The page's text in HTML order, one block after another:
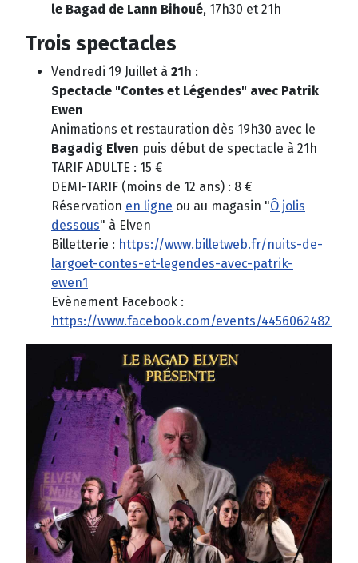
le Bagad de Lann Bihoué, 17h30 et 21h
Trois spectacles
Vendredi 19 Juillet à 21h :
Spectacle "Contes et Légendes" avec Patrik
Ewen
Animations et restauration dès 19h30 avec le
Bagadig Elven puis début de spectacle à 21h
TARIF ADULTE : 15 €
DEMI-TARIF (moins de 12 ans) : 8 €
Réservation en ligne ou au magasin "Ô jolis
dessous" à Elven
Billetterie : https://www.billetweb.fr/nuits-de-
largoet-contes-et-legendes-avec-patrik-
ewen1
Evènement Facebook :
https://www.facebook.com/events/